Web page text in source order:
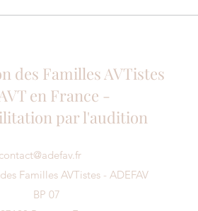
des Familles AVTistes
en France -
par l'audition
contact@adefav.fr
Familles AVTistes - ADEFAV
BP 07